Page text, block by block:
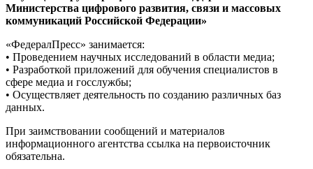
Министерства цифрового развития, связи и массовых
коммуникаций Российской Федерации»
«ФедералПресс» занимается:
• Проведением научных исследований в области медиа;
• Разработкой приложений для обучения специалистов в
сфере медиа и госслужбы;
• Осуществляет деятельность по созданию различных баз
данных.
При заимствовании сообщений и материалов
информационного агентства ссылка на первоисточник
обязательна.